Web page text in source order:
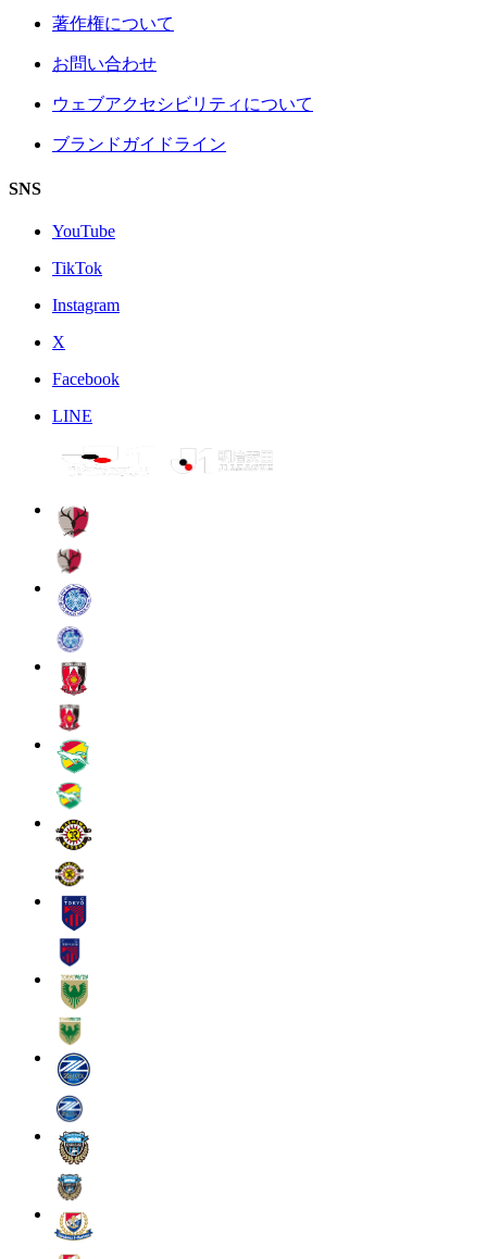
著作権について
お問い合わせ
ウェブアクセシビリティについて
ブランドガイドライン
SNS
YouTube
TikTok
Instagram
X
Facebook
LINE